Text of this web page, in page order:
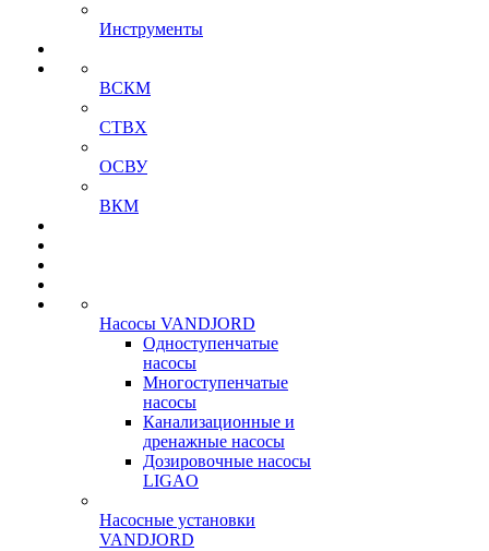
Инструменты
ВСКМ
СТВХ
ОСВУ
ВКМ
Насосы VANDJORD
Одноступенчатые
насосы
Многоступенчатые
насосы
Канализационные и
дренажные насосы
Дозировочные насосы
LIGAO
Насосные установки
VANDJORD